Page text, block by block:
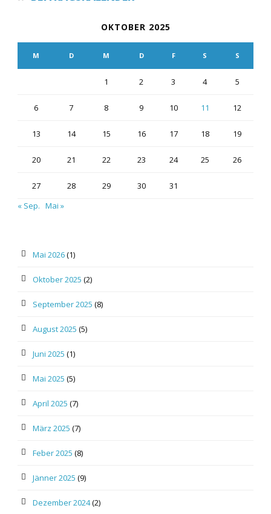
OKTOBER 2025
M D M D F S S
1 2 3 4 5
6 7 8 9 10 11 12
13 14 15 16 17 18 19
20 21 22 23 24 25 26
27 28 29 30
31
« Sep. Mai »
Mai 2026(1)
Oktober 2025 (2)
September 2025 (8)
August 2025 (5)
Juni 2025 (1)
Mai 2025 (5)
April 2025 (7)
März 2025 (7)
Feber 2025 (8)
Jänner 2025 (9)
Dezember 2024(2)